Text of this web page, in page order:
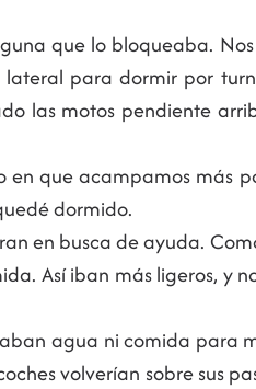
que lo bloqueaba.
para dormir por
las motos pendiente
que acampamos más
dormido.
en busca de ayuda.
Así iban más ligeros, y
agua ni comida para
volverían sobre sus